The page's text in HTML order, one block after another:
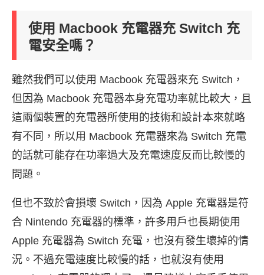
使用 Macbook 充電器充 Switch 充
電安全嗎？
雖然我們可以使用 Macbook 充電器來充 Switch，
但因為 Macbook 充電器本身充電功率就比較大，且
這兩個裝置的充電器所使用的技術和設計本來就略
有不同，所以用 Macbook 充電器來為 Switch 充電
的話就可能存在功率過大及充電速度反而比較慢的
問題。
但也不致於會損壞 Switch，因為 Apple 充電器是符
合 Nintendo 充電器的標準，許多用戶也長期使用
Apple 充電器為 Switch 充電，也沒有發生壞掉的情
況。不過充電速度比較慢的話，也就沒有使用